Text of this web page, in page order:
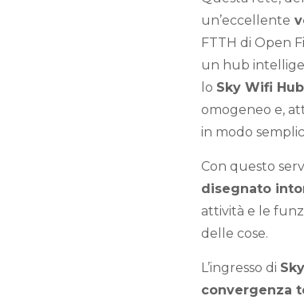
un’eccellente
FTTH di Open
un hub
lo Sky Wifi Hub
omogeneo e,
in modo
Con questo
disegnato
attività e le
delle cose.
L’ingresso di Sky
convergenza